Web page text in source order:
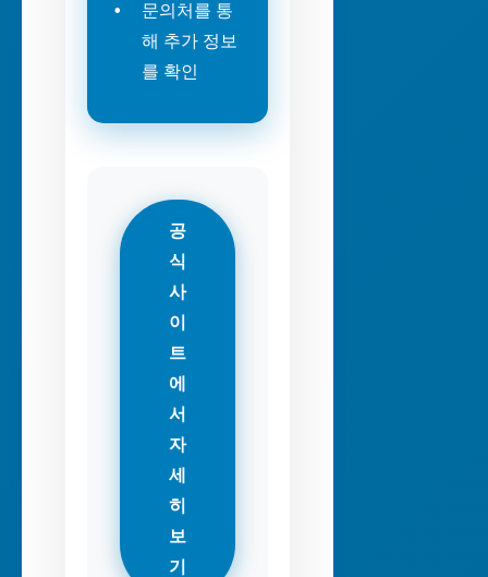
문의처를 통
해 추가 정보
를 확인
공
식
사
이
트
에
서
자
세
히
보
기